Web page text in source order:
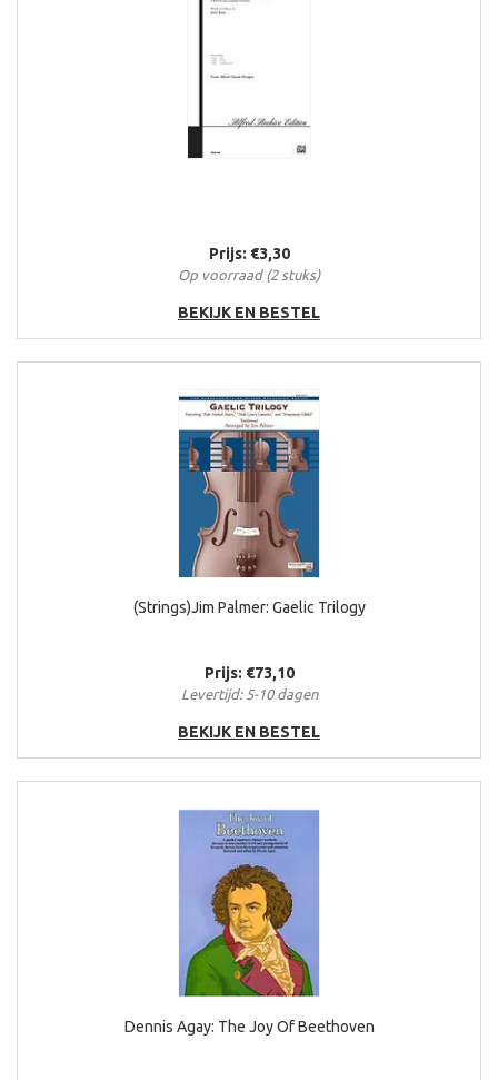
Prijs: €3,30
Op voorraad (2 stuks)
BEKIJK EN BESTEL
(Strings)Jim Palmer: Gaelic Trilogy
Prijs: €73,10
Levertijd: 5-10 dagen
BEKIJK EN BESTEL
Dennis Agay: The Joy Of Beethoven